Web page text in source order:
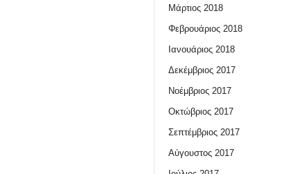
Μάρτιος 2018
Φεβρουάριος 2018
Ιανουάριος 2018
Δεκέμβριος 2017
Νοέμβριος 2017
Οκτώβριος 2017
Σεπτέμβριος 2017
Αύγουστος 2017